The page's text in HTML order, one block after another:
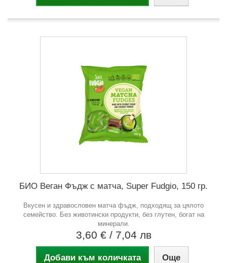
БИО Веган Фъдж с матча, Super Fudgio, 150 гр.
Вкусен и здравословен матча фъдж, подходящ за цялото
семейство. Без животински продукти, без глутен, богат на
минерали.
3,60 € / 7,04 лв
Добави към количката Още